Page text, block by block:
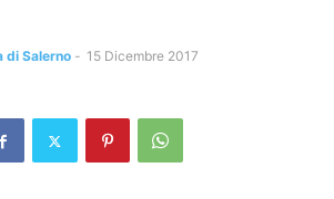
di Salerno - 15 Dicembre 2017